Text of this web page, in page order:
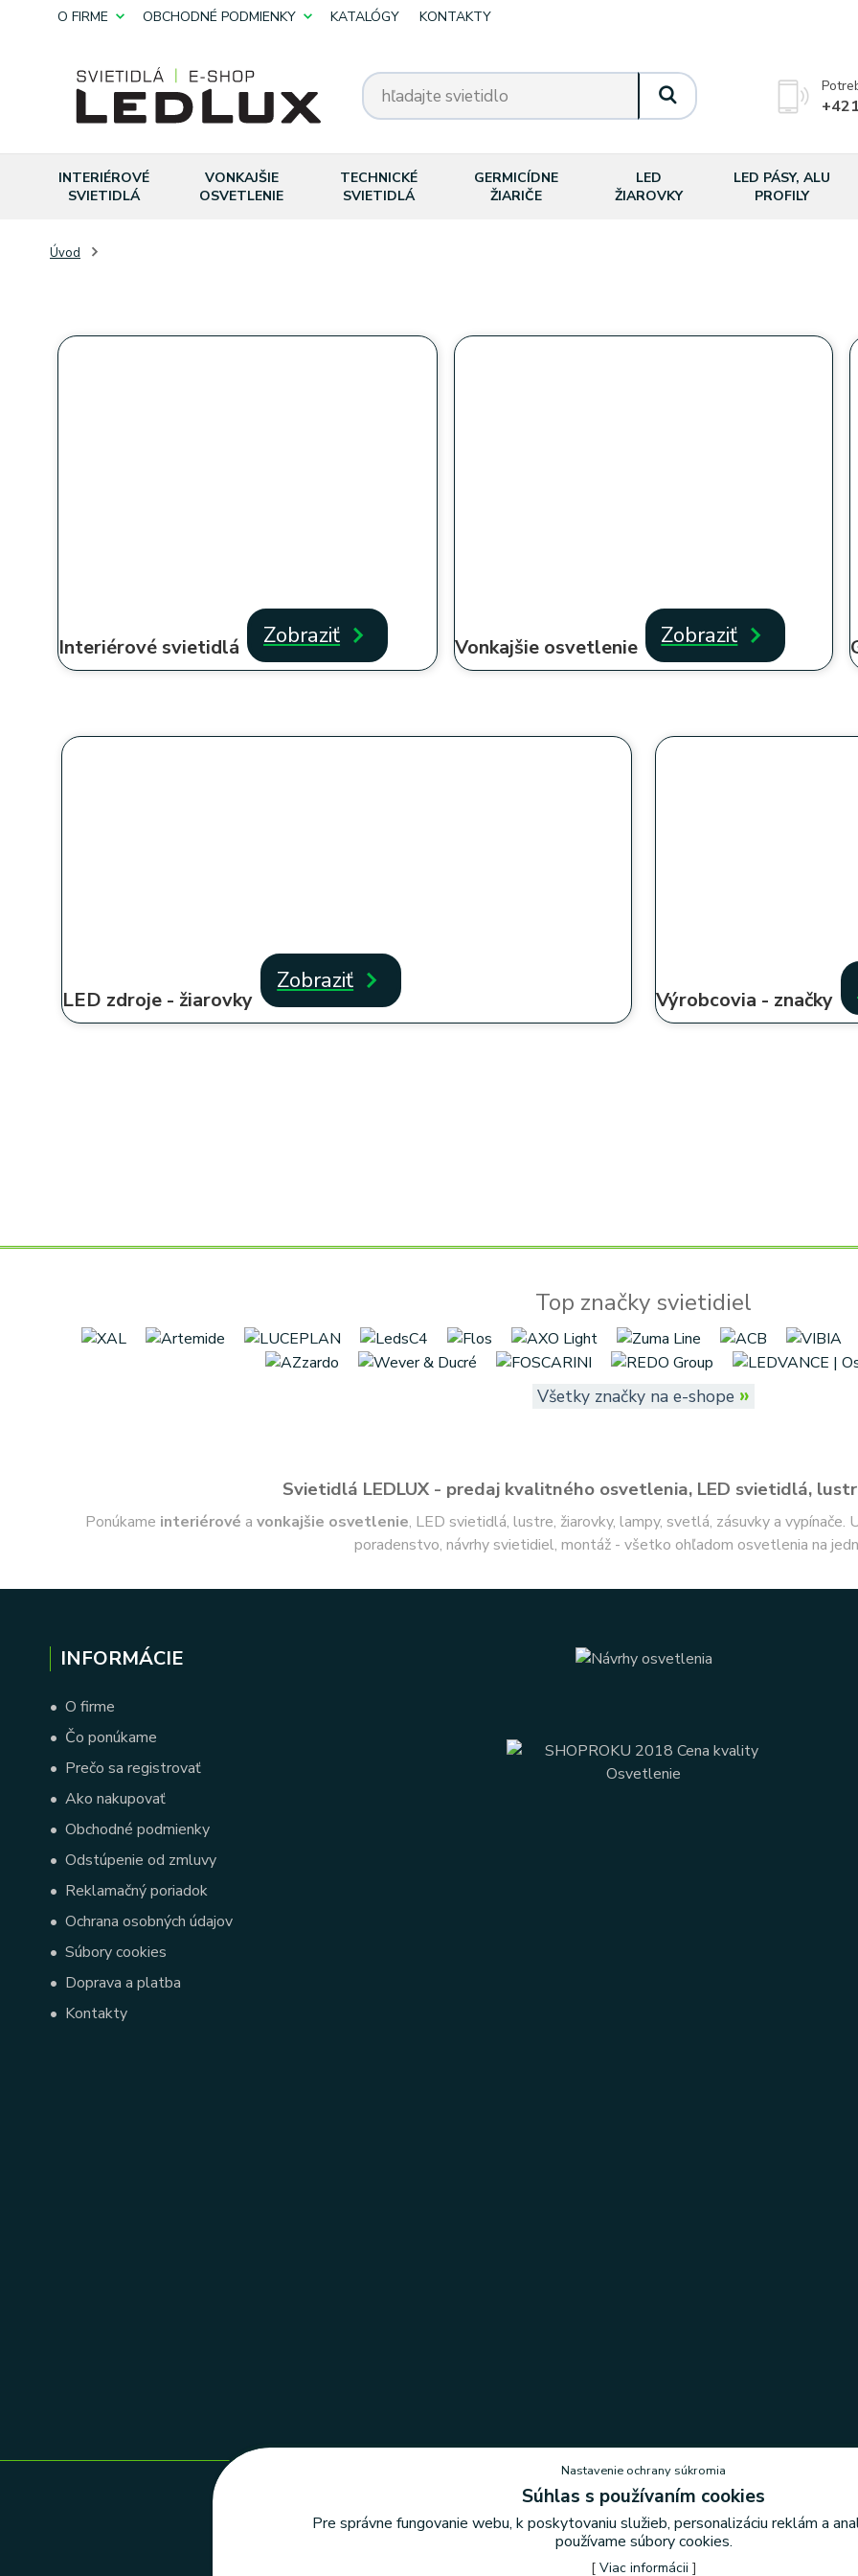
O FIRME OBCHODNÉ PODMIENKY KATALÓGY KONTAKTY
INTERIÉROVÉ
SVIETIDLÁ
VONKAJŠIE
OSVETLENIE
TECHNICKÉ
SVIETIDLÁ
GERMICÍDNE
ŽIARIČE
LED
ŽIAROVKY
LED PÁSY, ALU
PROFILY
Úvod
Interiérové svietidlá Zobraziť Vonkajšie osvetlenie Zobraziť
LED zdroje - žiarovky
Zobraziť
Výrobcovia - značky
Top značky svietidiel
Všetky značky na e-shope »
Svietidlá LEDLUX - predaj kvalitného osvetlenia, LED svietidlá,
Ponúkame interiérové a vonkajšie osvetlenie, LED svietidlá, lustre, žiarovky, lampy, svetlá, zásuvky a
poradenstvo, návrhy svietidiel, montáž - všetko ohľadom osvetlenia na
INFORMÁCIE
• O firme
• Čo ponúkame
• Prečo sa registrovať
• Ako nakupovať
• Obchodné podmienky
• Odstúpenie od zmluvy
• Reklamačný poriadok
• Ochrana osobných údajov
• Súbory cookies
• Doprava a platba
• Kontakty
Nastavenie ochrany súkromia
Nastavenie ochrany súkromia
Súhlas s používaním cookies
Pre správne fungovanie webu, k poskytovaniu služieb, personalizáciu reklám a
používame súbory cookies.
[ Viac informácii ]